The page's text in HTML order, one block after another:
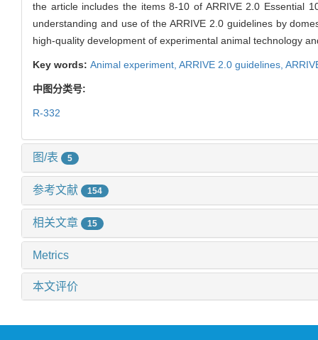
the article includes the items 8-10 of ARRIVE 2.0 Essential
understanding and use of the ARRIVE 2.0 guidelines by
high-quality development of experimental animal technology
Key words: Animal experiment, ARRIVE 2.0 guidelines,
中图分类号:
R-332
图/表 5
参考文献 154
相关文章 15
Metrics
本文评价